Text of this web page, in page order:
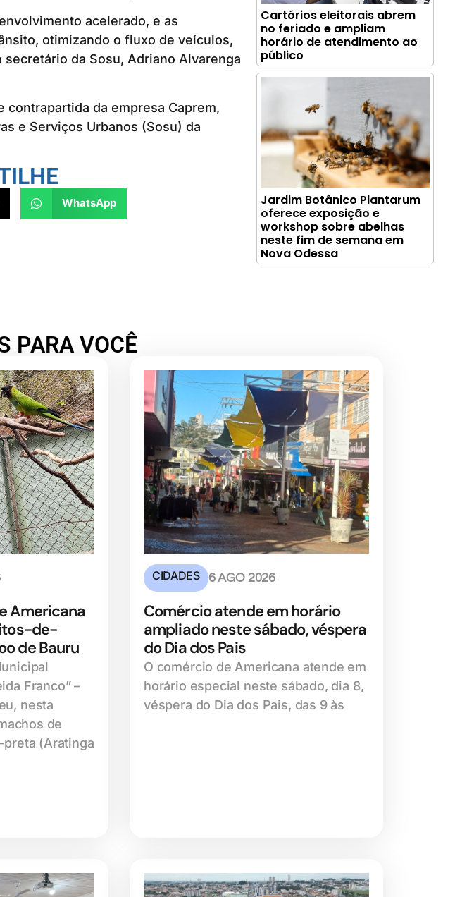
acelerado, e as
otimizando o fluxo de veículos,
da Sosu, Adriano Alvarenga
da empresa Caprem,
e Serviços Urbanos (Sosu) da
WhatsApp
Cartórios eleitorais abrem
no feriado e ampliam
horário de atendimento ao
público
Jardim Botânico Plantarum
oferece exposição e
workshop sobre abelhas
neste fim de semana em
Nova Odessa
PARA VOCÊ
Americana
de-
de Bauru
Franco” –
nesta
de
(Aratinga
CIDADES 6 AGO 2026
Comércio atende em horário
ampliado neste sábado, véspera
do Dia dos Pais
O comércio de Americana atende em
horário especial neste sábado, dia 8,
véspera do Dia dos Pais, das 9 às